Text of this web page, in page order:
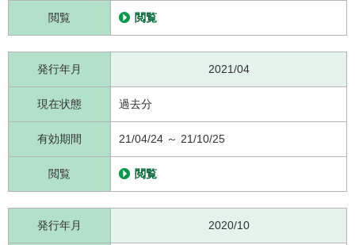
閲覧 閲覧
発行年月 2021/04
現在状態 過去分
有効期間 21/04/24 ～ 21/10/25
閲覧 閲覧
発行年月 2020/10